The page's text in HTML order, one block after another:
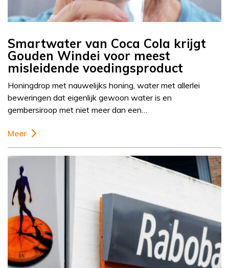
Smartwater van Coca Cola krijgt
Gouden Windei voor meest
misleidende voedingsproduct
Honingdrop met nauwelijks honing, water met allerlei
beweringen dat eigenlijk gewoon water is en
gembersiroop met niet meer dan een…
Meer